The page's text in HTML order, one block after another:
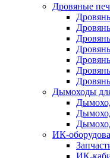
Дровяные
Дымоходы
ИК-
ИК-